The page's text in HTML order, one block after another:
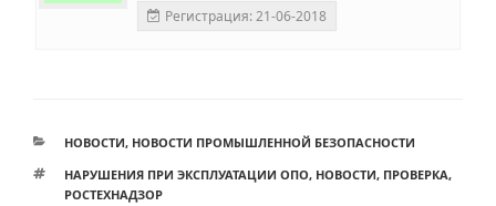
Регистрация: 21-06-2018
РУБРИКИ
НОВОСТИ, НОВОСТИ ПРОМЫШЛЕННОЙ БЕЗОПАСНОСТИ
МЕТКИ
НАРУШЕНИЯ ПРИ ЭКСПЛУАТАЦИИ ОПО, НОВОСТИ, ПРОВЕРКА,
РОСТЕХНАДЗОР